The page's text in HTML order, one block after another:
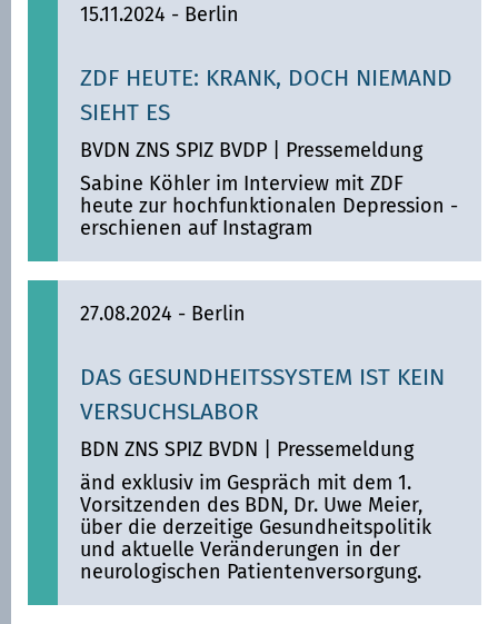
15.11.2024 - Berlin
ZDF HEUTE: KRANK, DOCH NIEMAND
SIEHT ES
BVDN ZNS SPIZ BVDP
Pressemeldung
Sabine Köhler im Interview mit ZDF
heute zur hochfunktionalen Depression -
erschienen auf Instagram
27.08.2024 - Berlin
DAS GESUNDHEITSSYSTEM IST KEIN
VERSUCHSLABOR
BDN ZNS SPIZ BVDN
Pressemeldung
änd exklusiv im Gespräch mit dem 1.
Vorsitzenden des BDN, Dr. Uwe Meier,
über die derzeitige Gesundheitspolitik
und aktuelle Veränderungen in der
neurologischen Patientenversorgung.